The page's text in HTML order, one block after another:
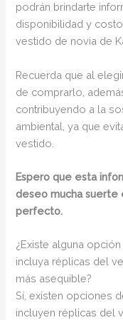
podrán brindarte
disponibilidad y
vestido de novia de
Recuerda que al
de comprarlo,
contribuyendo a la
ambiental, ya que
vestido.
Espero que esta
deseo mucha suerte
perfecto.
¿Existe alguna
incluya réplicas del
más asequible?
Sí, existen opciones
incluyen réplicas del